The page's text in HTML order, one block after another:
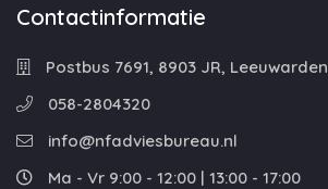
Contactinformatie
Postbus 7691, 8903 JR, Leeuwarden
058-2804320
info@nfadviesbureau.nl
Ma - Vr 9:00 - 12:00 | 13:00 - 17:00